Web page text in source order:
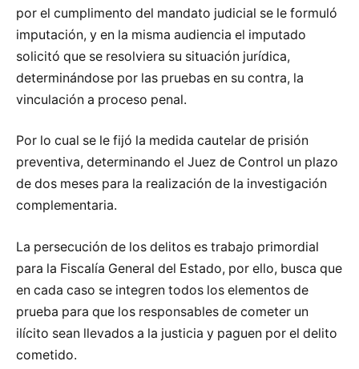
por el cumplimento del mandato judicial se le formuló
imputación, y en la misma audiencia el imputado
solicitó que se resolviera su situación jurídica,
determinándose por las pruebas en su contra, la
vinculación a proceso penal.
Por lo cual se le fijó la medida cautelar de prisión
preventiva, determinando el Juez de Control un plazo
de dos meses para la realización de la investigación
complementaria.
La persecución de los delitos es trabajo primordial
para la Fiscalía General del Estado, por ello, busca que
en cada caso se integren todos los elementos de
prueba para que los responsables de cometer un
ilícito sean llevados a la justicia y paguen por el delito
cometido.